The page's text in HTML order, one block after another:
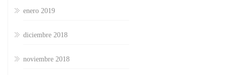
enero 2019
diciembre 2018
noviembre 2018